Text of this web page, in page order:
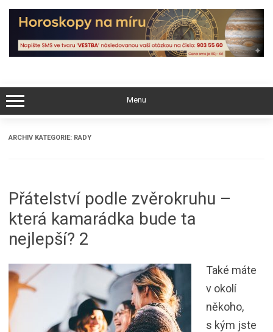
Skip
content
Menu
ARCHIV KATEGORIE: RADY
Přátelství podle zvěrokruhu –
která kamarádka bude ta
nejlepší? 2
Také máte
v okolí
někoho,
s kým jste